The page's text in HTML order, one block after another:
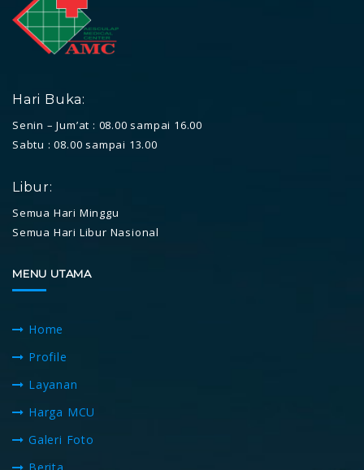
Hari Buka:
Senin – Jum’at : 08.00 sampai 16.00
Sabtu : 08.00 sampai 13.00
Libur:
Semua Hari Minggu
Semua Hari Libur Nasional
MENU UTAMA
Home
Profile
Layanan
Harga MCU
Galeri Foto